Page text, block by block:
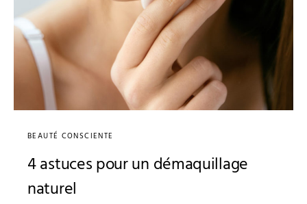
BEAUTÉ CONSCIENTE
4 astuces pour un démaquillage
naturel